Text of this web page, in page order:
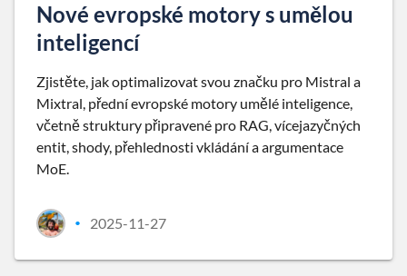
Nové evropské motory s umělou
inteligencí
Zjistěte, jak optimalizovat svou značku pro Mistral a
Mixtral, přední evropské motory umělé inteligence,
včetně struktury připravené pro RAG, vícejazyčných
entit, shody, přehlednosti vkládání a argumentace
MoE.
• 2025-11-27